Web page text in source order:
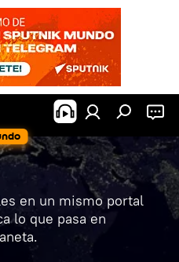
en un mismo portal
lo que pasa en